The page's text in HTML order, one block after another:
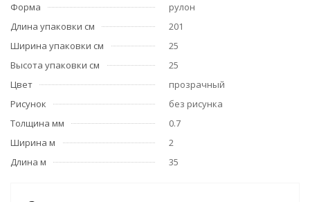
Форма
рулон
Длина упаковки см
201
Ширина упаковки см
25
Высота упаковки см
25
Цвет
прозрачный
Рисунок
без рисунка
Толщина мм
0.7
Ширина м
2
Длина м
35